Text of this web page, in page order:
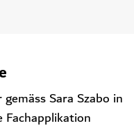
Sara Szabo in